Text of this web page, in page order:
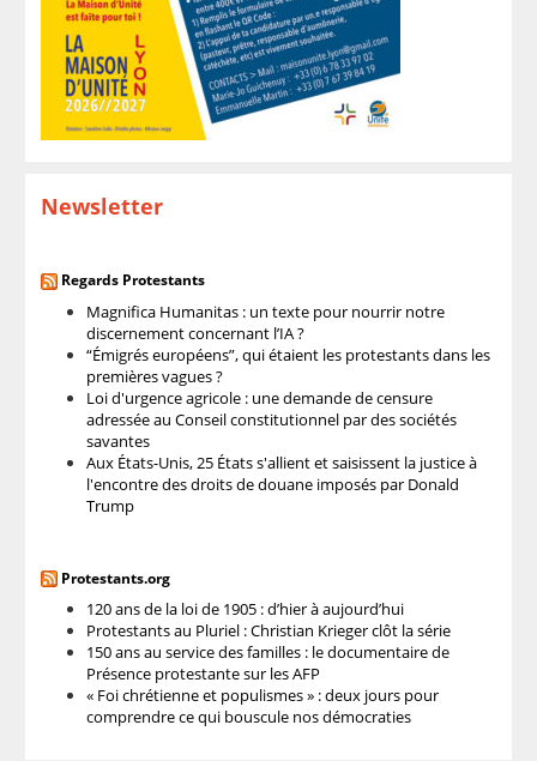
Newsletter
Regards Protestants
Magnifica Humanitas : un texte pour nourrir notre
discernement concernant l’IA ?
“Émigrés européens”, qui étaient les protestants dans les
premières vagues ?
Loi d'urgence agricole : une demande de censure
adressée au Conseil constitutionnel par des sociétés
savantes
Aux États-Unis, 25 États s'allient et saisissent la justice à
l'encontre des droits de douane imposés par Donald
Trump
Protestants.org
120 ans de la loi de 1905 : d’hier à aujourd’hui
Protestants au Pluriel : Christian Krieger clôt la série
150 ans au service des familles : le documentaire de
Présence protestante sur les AFP
« Foi chrétienne et populismes » : deux jours pour
comprendre ce qui bouscule nos démocraties